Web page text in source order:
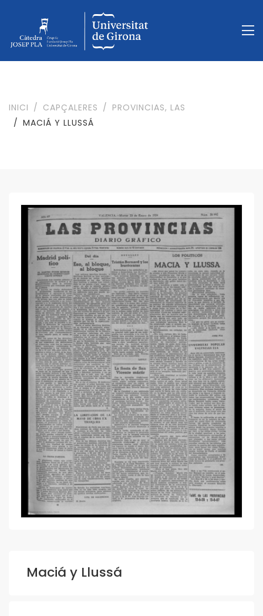
INICI CAPÇALERES
PROVINCIAS, LAS
MACIÁ Y LLUSSÁ
Maciá y Llussá